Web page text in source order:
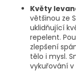
Květy
většinou ze
uklidňující
repelent.
zlepšení
tělo i mysl.
vykuřování v